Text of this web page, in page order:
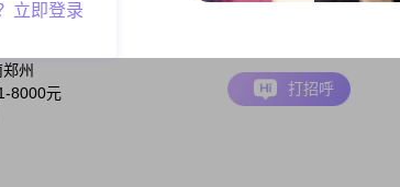
州
8000元
打招呼
立即登录